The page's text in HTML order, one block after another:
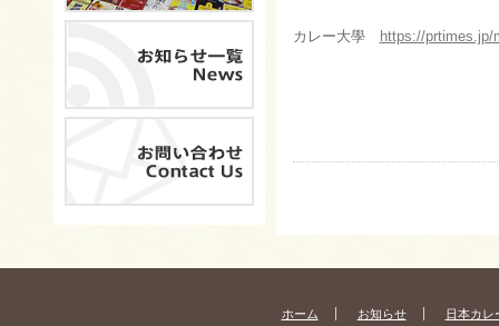
カレー大學 https://prtimes.jp/
ホーム お知らせ 日本カレ